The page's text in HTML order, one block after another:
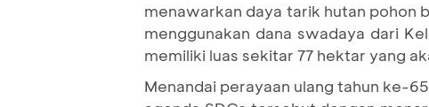
menawarkan daya tarik hutan pohon
menggunakan dana swadaya dari
memiliki luas sekitar 77 hektar yang
Menandai perayaan ulang tahun ke-